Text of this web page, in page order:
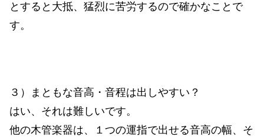
とすると大抵、猛烈に苦労するので確かなことで
す。
３）まともな音高・音程は出しやすい？
はい、それは難しいです。
他の木管楽器は、１つの運指で出せる音高の幅、そ